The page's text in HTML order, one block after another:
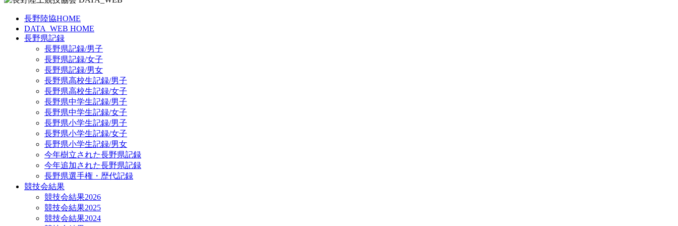
長野陸協HOME
DATA_WEB HOME
長野県記録
長野県記録/男子
長野県記録/女子
長野県記録/男女
長野県高校生記録/男子
長野県高校生記録/女子
長野県中学生記録/男子
長野県中学生記録/女子
長野県小学生記録/男子
長野県小学生記録/女子
長野県小学生記録/男女
今年樹立された長野県記録
今年追加された長野県記録
長野県選手権・歴代記録
競技会結果
競技会結果2026
競技会結果2025
競技会結果2024